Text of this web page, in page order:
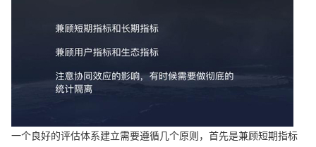
一个良好的评估体系建立需要遵循几个原则，首先是兼顾短期指标